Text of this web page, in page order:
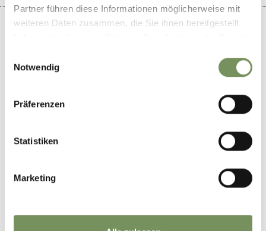
Partner führen diese Informationen möglicherweise mit
weiteren Daten zusammen, die Sie ihnen bereitgestellt
Notwendig
Präferenzen
Statistiken
Marketing
+